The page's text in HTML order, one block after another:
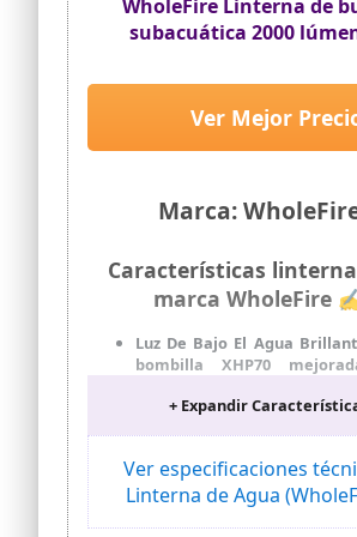
WholeFire Linterna de
subacuática 2000
Marca:
Ver Mejor
Características
marca WholeFire
Luz De Bajo El Agua
bombilla XHP70
normales. Esta linterna
sumergirse hasta una
100 pies/30 metros. Tiene
más de 60.000 horas.
Duradera: La linterna de
+ Expandir
Ver especificaciones
Linterna de Agua